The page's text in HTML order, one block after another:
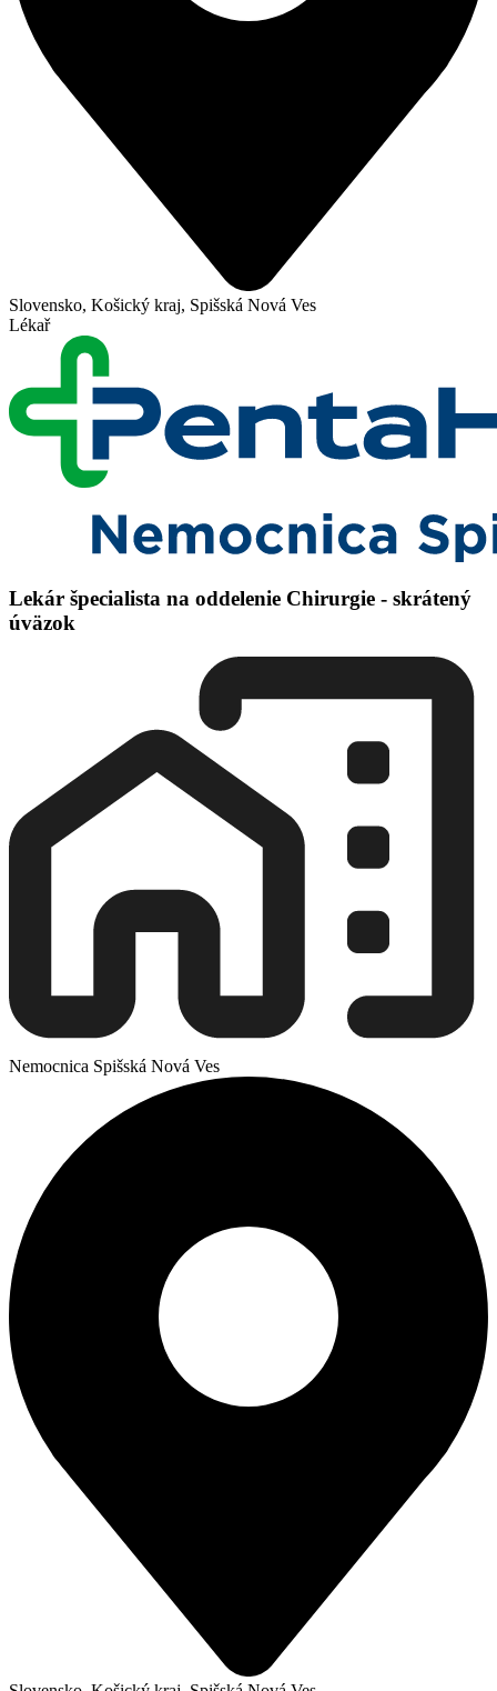
Slovensko, Košický kraj, Spišská Nová Ves
Lékař
Lekár špecialista na oddelenie Chirurgie - skrátený
úväzok
Nemocnica Spišská Nová Ves